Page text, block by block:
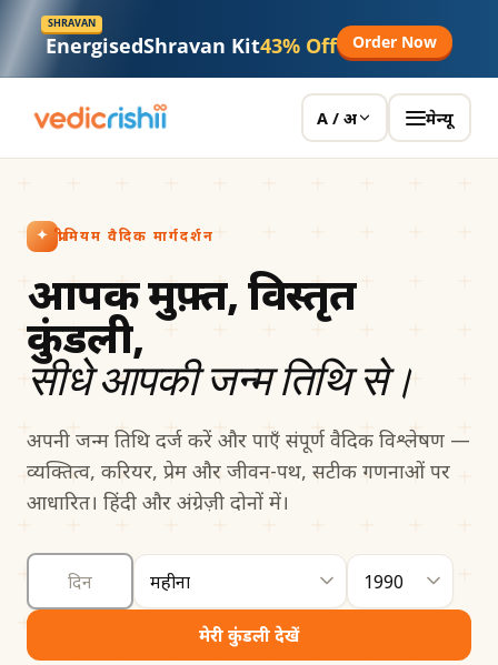
SHRAVAN
EnergisedShravan Kit43% Off Order Now
A / अ मेन्यू
प्रीमियम वैदिक मार्गदर्शन
आपकी मुफ़्त, विस्तृत
कुंडली,
सीधे आपकी जन्म तिथि से।
अपनी जन्म तिथि दर्ज करें और पाएँ संपूर्ण वैदिक विश्लेषण —
व्यक्तित्व, करियर, प्रेम और जीवन-पथ, सटीक गणनाओं पर
आधारित। हिंदी और अंग्रेज़ी दोनों में।
मेरी कुंडली देखें